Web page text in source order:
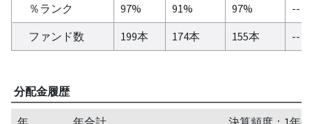
％ランク
97% 91% 97%
--
ファンド数
199本 174本 155本 --
分配金履歴